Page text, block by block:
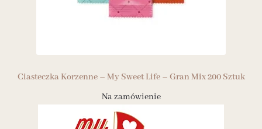
Ciasteczka Korzenne – My Sweet Life – Gran Mix 200 Sztuk
Na zamówienie